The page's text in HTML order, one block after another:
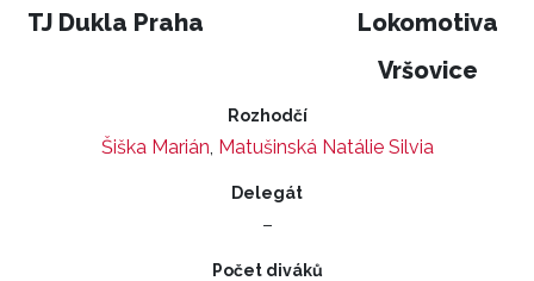
TJ Dukla Praha
Lokomotiva
Vršovice
Rozhodčí
Šiška Marián, Matušinská Natálie Silvia
Delegát
–
Počet diváků